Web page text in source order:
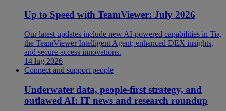
Up to Speed with TeamViewer: July 2026
Our latest updates include new AI-powered capabilities in Tia,
the TeamViewer Intelligent Agent; enhanced DEX insights,
and secure access innovations.
14 lug 2026
Connect and support people
Underwater data, people-first strategy, and
outlawed AI: IT news and research roundup